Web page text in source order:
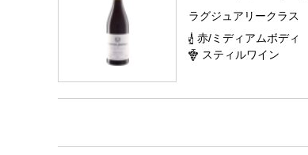
ラグジュアリークラス
赤/ミディアムボディ
スティルワイン